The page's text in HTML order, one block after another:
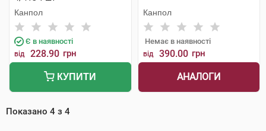
Канпол
Є в наявності
від 228.90 грн
КУПИТИ
Канпол
Немає в наявності
від 390.00 грн
АНАЛОГИ
Показано 4 з 4